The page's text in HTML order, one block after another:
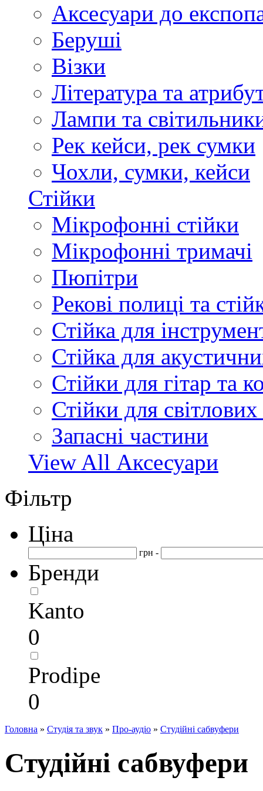
Аксесуари до
Беруші
Візки
Література та
Лампи та
Рек кейси, рек сумки
Чохли, сумки, кейси
Стійки
Мікрофонні стійки
Мікрофонні тримачі
Пюпітри
Рекові полиці та
Стійка для
Стійка для
Стійки для гітар та
Стійки для
Запасні частини
View All Аксесуари
Фільтр
Ціна
грн -
Бренди
Kanto
0
Prodipe
0
Головна » Студія та звук » Про-аудіо » Студійні сабвуфери
Студійні сабвуфери